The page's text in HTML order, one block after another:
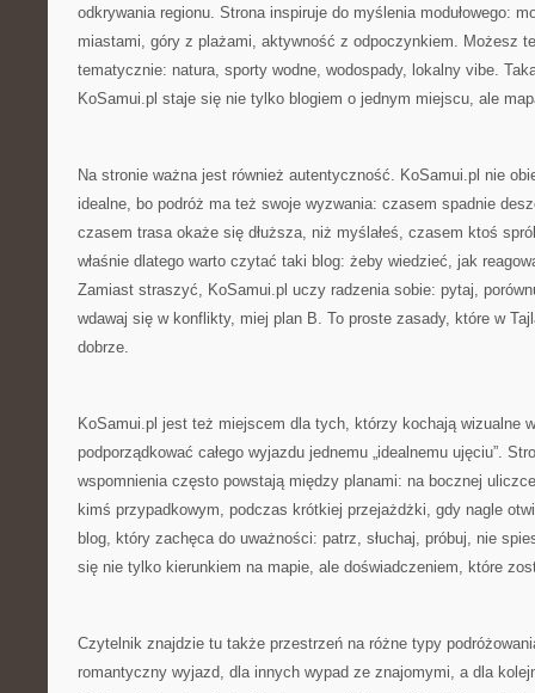
odkrywania regionu. Strona inspiruje do myślenia modułowego:
miastami, góry z plażami, aktywność z odpoczynkiem. Możesz
tematycznie: natura, sporty wodne, wodospady, lokalny vibe.
KoSamui.pl staje się nie tylko blogiem o jednym miejscu, ale
Na stronie ważna jest również autentyczność. KoSamui.pl nie
idealne, bo podróż ma też swoje wyzwania: czasem spadnie
czasem trasa okaże się dłuższa, niż myślałeś, czasem ktoś
właśnie dlatego warto czytać taki blog: żeby wiedzieć, jak
Zamiast straszyć, KoSamui.pl uczy radzenia sobie: pytaj,
wdawaj się w konflikty, miej plan B. To proste zasady, które w
dobrze.
KoSamui.pl jest też miejscem dla tych, którzy kochają wizualne
podporządkować całego wyjazdu jednemu „idealnemu ujęciu”.
wspomnienia często powstają między planami: na bocznej
kimś przypadkowym, podczas krótkiej przejażdżki, gdy nagle
blog, który zachęca do uważności: patrz, słuchaj, próbuj, nie
się nie tylko kierunkiem na mapie, ale doświadczeniem, które
Czytelnik znajdzie tu także przestrzeń na różne typy
romantyczny wyjazd, dla innych wypad ze znajomymi, a dla